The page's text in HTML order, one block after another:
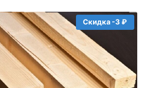
93₽.
Скидка -3 ₽